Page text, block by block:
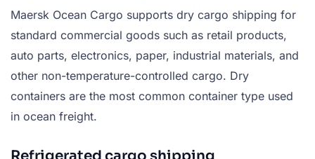
Maersk Ocean Cargo supports dry cargo shipping for
standard commercial goods such as retail products,
auto parts, electronics, paper, industrial materials, and
other non-temperature-controlled cargo. Dry
containers are the most common container type used
in ocean freight.